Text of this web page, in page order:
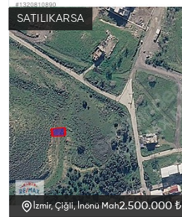
İzmir, Çiğli, İnönü Mah2.500.000 ₺
SATILIKARSA